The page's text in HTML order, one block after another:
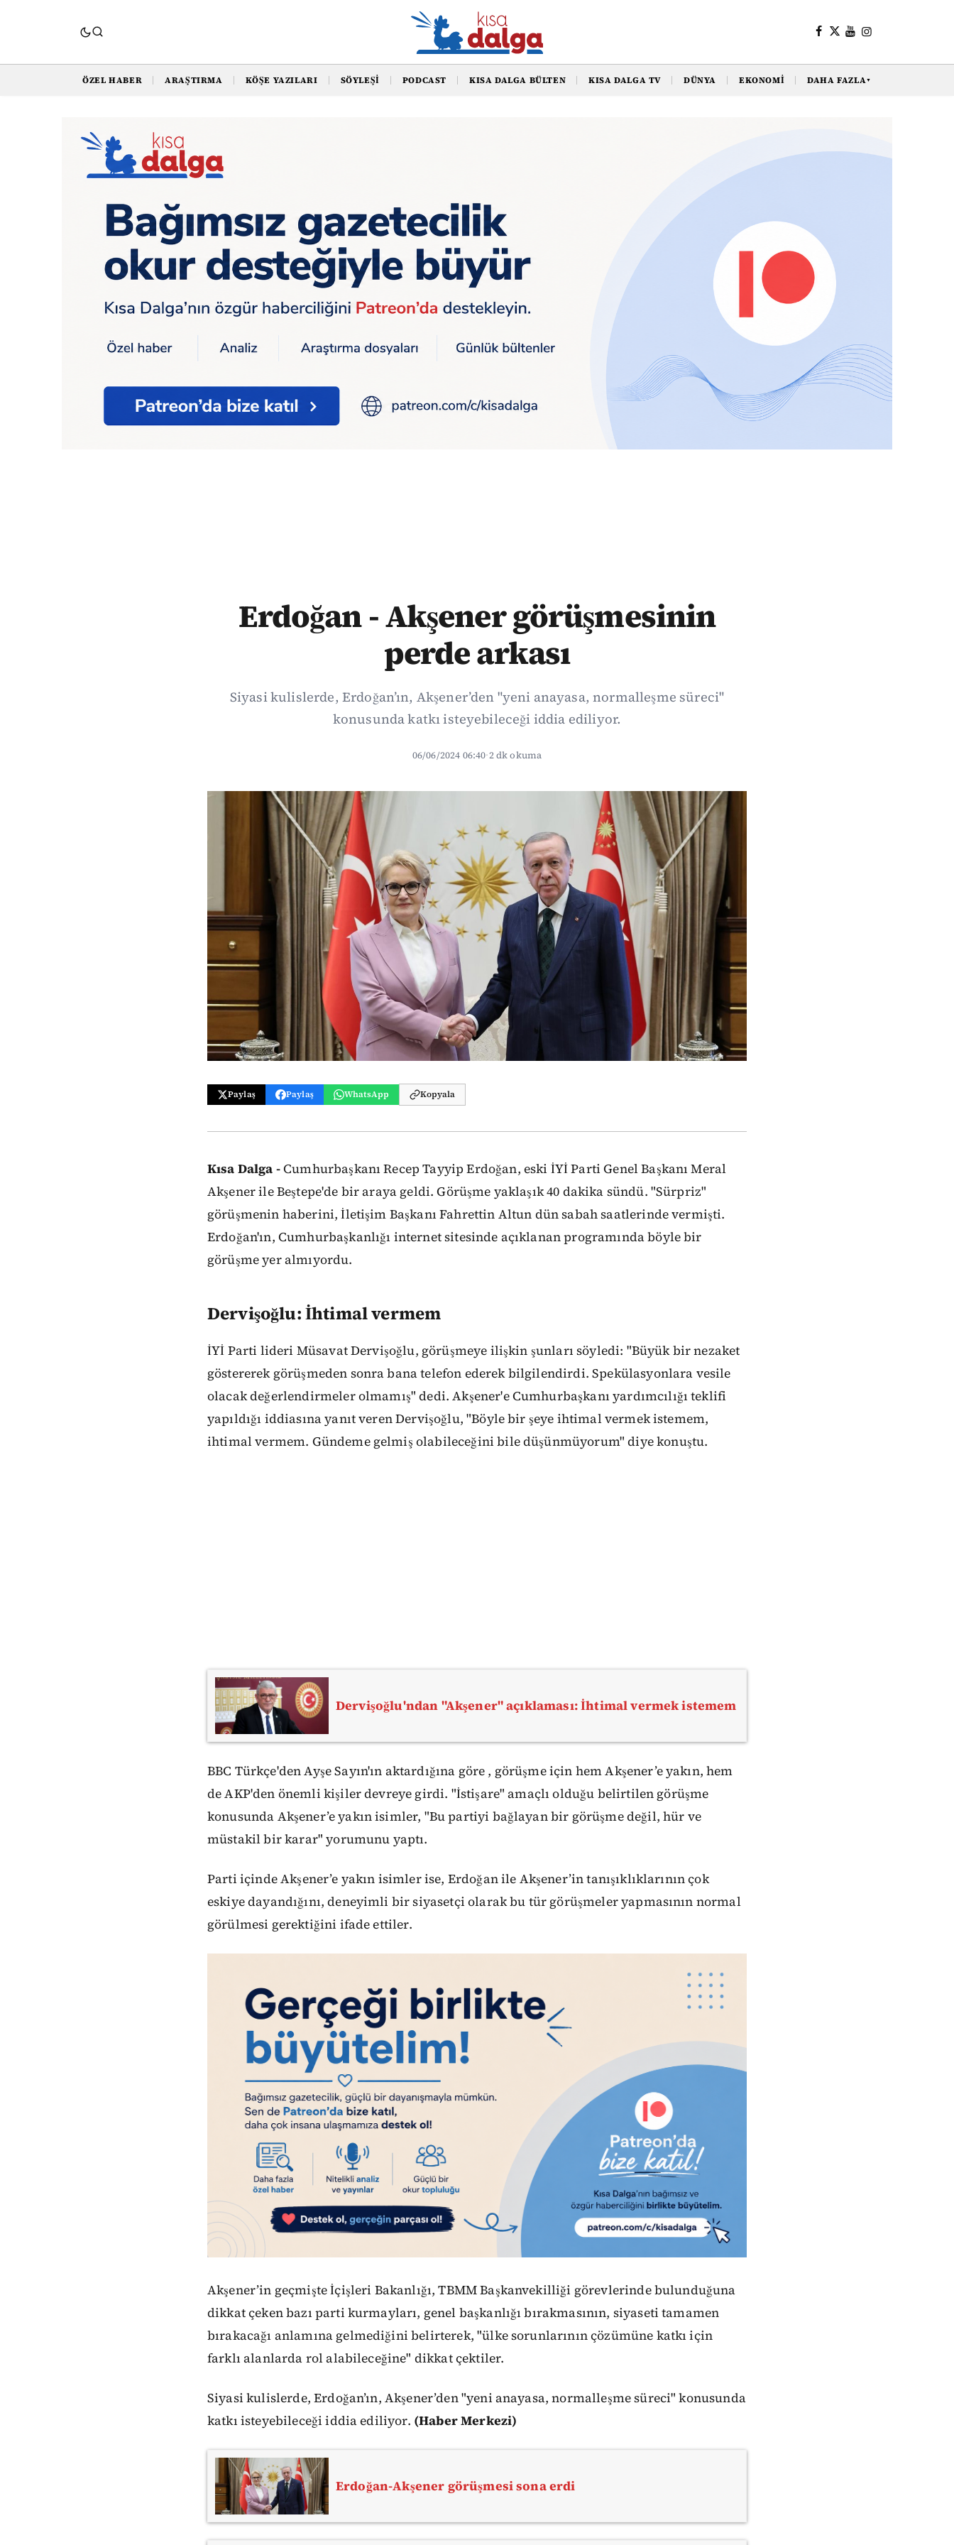
ÖZEL HABER ARAŞTIRMA KÖŞE YAZILARI SÖYLEŞI PODCAST KISA DALGA BÜLTEN KISA DALGA TV DÜNYA EKONOMI DAHA FAZLA▼
Erdoğan - Akşener görüşmesinin
perde arkası
Siyasi kulislerde, Erdoğan’ın, Akşener’den "yeni anayasa, normalleşme süreci"
konusunda katkı isteyebileceği iddia ediliyor.
06/06/2024 06:40·2 dk okuma
Paylaş Paylaş WhatsApp Kopyala
Kısa Dalga -Cumhurbaşkanı Recep Tayyip Erdoğan, eski İYİ Parti Genel Başkanı Meral
Akşener ile Beştepe'de bir araya geldi. Görüşme yaklaşık 40 dakika sündü. "Sürpriz"
görüşmenin haberini, İletişim Başkanı Fahrettin Altun dün sabah saatlerinde vermişti.
Erdoğan'ın, Cumhurbaşkanlığı internet sitesinde açıklanan programında böyle bir
görüşme yer almıyordu.
Dervişoğlu: İhtimal vermem
İYİ Parti lideri Müsavat Dervişoğlu, görüşmeye ilişkin şunları söyledi: "Büyük bir nezaket
göstererek görüşmeden sonra bana telefon ederek bilgilendirdi. Spekülasyonlara vesile
olacak değerlendirmeler olmamış" dedi. Akşener'e Cumhurbaşkanı yardımcılığı teklifi
yapıldığı iddiasına yanıt veren Dervişoğlu, "Böyle bir şeye ihtimal vermek istemem,
ihtimal vermem. Gündeme gelmiş olabileceğini bile düşünmüyorum" diye konuştu.
Dervişoğlu'ndan "Akşener" açıklaması: İhtimal vermek istemem
BBC Türkçe'den Ayşe Sayın'ın aktardığına göre , görüşme için hem Akşener’e yakın, hem
de AKP'den önemli kişiler devreye girdi. "İstişare" amaçlı olduğu belirtilen görüşme
konusunda Akşener’e yakın isimler, "Bu partiyi bağlayan bir görüşme değil, hür ve
müstakil bir karar" yorumunu yaptı.
Parti içinde Akşener’e yakın isimler ise, Erdoğan ile Akşener’in tanışıklıklarının çok
eskiye dayandığını, deneyimli bir siyasetçi olarak bu tür görüşmeler yapmasının normal
görülmesi gerektiğini ifade ettiler.
Akşener’in geçmişte İçişleri Bakanlığı, TBMM Başkanvekilliği görevlerinde bulunduğuna
dikkat çeken bazı parti kurmayları, genel başkanlığı bırakmasının, siyaseti tamamen
bırakacağı anlamına gelmediğini belirterek, "ülke sorunlarının çözümüne katkı için
farklı alanlarda rol alabileceğine" dikkat çektiler.
Siyasi kulislerde, Erdoğan’ın, Akşener’den "yeni anayasa, normalleşme süreci" konusunda
katkı isteyebileceği iddia ediliyor. (Haber Merkezi)
Erdoğan-Akşener görüşmesi sona erdi